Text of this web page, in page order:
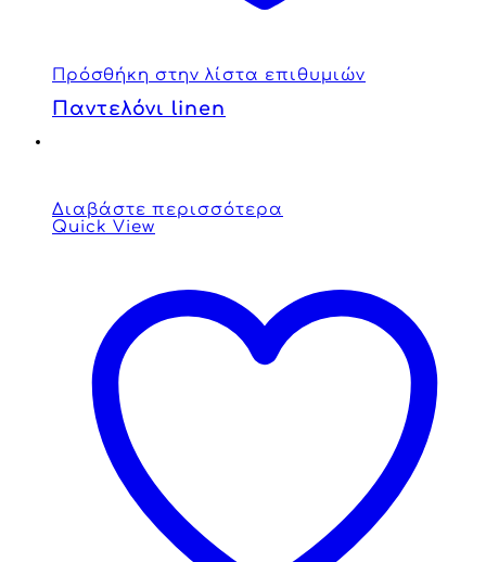
Πρόσθήκη στην λίστα επιθυμιών
Παντελόνι linen
Διαβάστε περισσότερα
Quick View